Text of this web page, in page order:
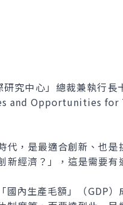
究中心」總裁兼執行長
and Opportunities
，是最適合創新、也是
新經濟？」，這是需要有
內生產毛額」（GDP）